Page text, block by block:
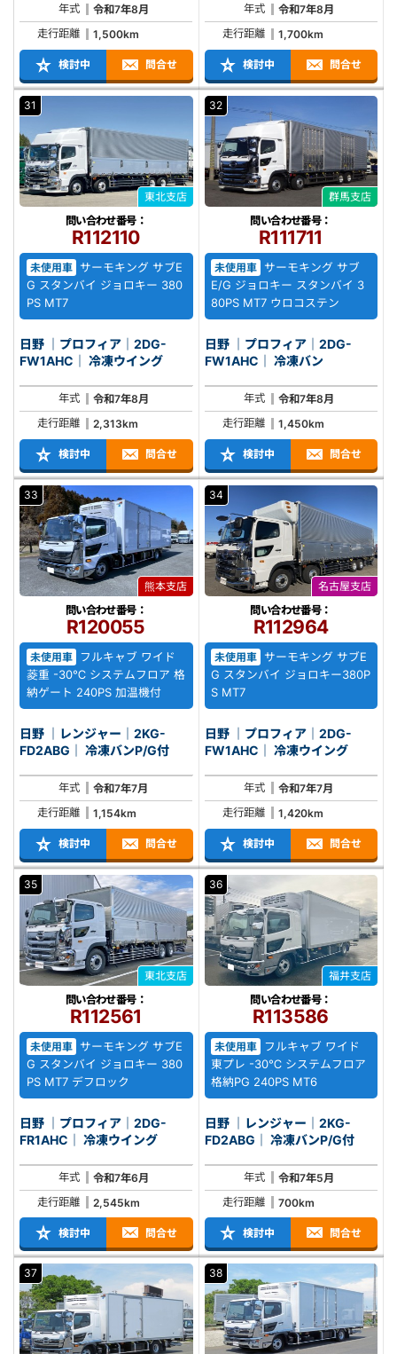
年式
令和7年8月
走行距離
1,500km
検討中 問合せ
年式
令和7年8月
走行距離
1,700km
検討中 問合せ
31
東北支店
問い合わせ番号：
R112110
未使用車
サーモキング サブE
G スタンバイ ジョロキー 380
PS MT7
日野 ｜プロフィア｜2DG-
FW1AHC｜ 冷凍ウイング
年式
令和7年8月
走行距離
2,313km
検討中 問合せ
32
群馬支店
問い合わせ番号：
R111711
未使用車 サーモキング サブ
E/G ジョロキー スタンバイ 3
80PS MT7 ウロコステン
日野 ｜プロフィア｜2DG-
FW1AHC｜ 冷凍バン
年式
令和7年8月
走行距離
1,450km
検討中 問合せ
33
熊本支店
問い合わせ番号：
R120055
未使用車
フルキャブ ワイド
菱重 -30℃ システムフロア 格
納ゲート 240PS 加温機付
日野 ｜レンジャー｜2KG-
FD2ABG｜ 冷凍バンP/G付
年式
令和7年7月
走行距離
1,154km
検討中 問合せ
34
名古屋支店
問い合わせ番号：
R112964
未使用車 サーモキング サブE
G スタンバイ ジョロキー380P
S MT7
日野 ｜プロフィア｜2DG-
FW1AHC｜ 冷凍ウイング
年式
令和7年7月
走行距離
1,420km
検討中 問合せ
35
東北支店
問い合わせ番号：
R112561
未使用車
サーモキング サブE
G スタンバイ ジョロキー 380
PS MT7 デフロック
日野 ｜プロフィア｜2DG-
FR1AHC｜ 冷凍ウイング
年式
令和7年6月
走行距離
2,545km
検討中 問合せ
36
福井支店
問い合わせ番号：
R113586
未使用車 フルキャブ ワイド
東プレ -30℃ システムフロア
格納PG 240PS MT6
日野 ｜レンジャー｜2KG-
FD2ABG｜ 冷凍バンP/G付
年式
令和7年5月
走行距離
700km
検討中 問合せ
37 38